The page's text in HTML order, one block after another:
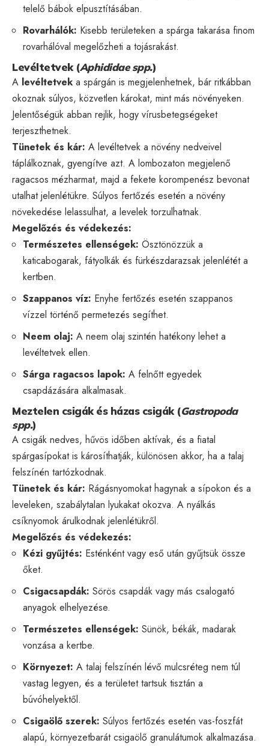
telelő bábok elpusztításában.
Rovarhálók: Kisebb területeken a spárga takarása finom
rovarhálóval megelőzheti a tojásrakást.
Levéltetvek (Aphididae spp.)
A levéltetvek a spárgán is megjelenhetnek, bár ritkábban
okoznak súlyos, közvetlen károkat, mint más növényeken.
Jelentőségük abban rejlik, hogy vírusbetegségeket
terjeszthetnek.
Tünetek és kár: A levéltetvek a növény nedveivel
táplálkoznak, gyengítve azt. A lombozaton megjelenő
ragacsos mézharmat, majd a fekete korompenész bevonat
utalhat jelenlétükre. Súlyos fertőzés esetén a növény
növekedése lelassulhat, a levelek torzulhatnak.
Megelőzés és védekezés:
Természetes ellenségek: Ösztönözzük a
katicabogarak, fátyolkák és fürkészdarazsak jelenlétét a
kertben.
Szappanos víz: Enyhe fertőzés esetén szappanos
vízzel történő permetezés segíthet.
Neem olaj: A neem olaj szintén hatékony lehet a
levéltetvek ellen.
Sárga ragacsos lapok: A felnőtt egyedek
csapdázására alkalmasak.
Meztelen csigák és házas csigák (Gastropoda
spp.)
A csigák nedves, hűvös időben aktívak, és a fiatal
spárgasípokat is károsíthatják, különösen akkor, ha a talaj
felszínén tartózkodnak.
Tünetek és kár: Rágásnyomokat hagynak a sípokon és a
leveleken, szabálytalan lyukakat okozva. A nyálkás
csíknyomok árulkodnak jelenlétükről.
Megelőzés és védekezés:
Kézi gyűjtés: Esténként vagy eső után gyűjtsük össze
őket.
Csigacsapdák: Sörös csapdák vagy más csalogató
anyagok elhelyezése.
Természetes ellenségek: Sünök, békák, madarak
vonzása a kertbe.
Környezet: A talaj felszínén lévő mulcsréteg nem túl
vastag legyen, és a területet tartsuk tisztán a
búvóhelyektől.
Csigaölő szerek: Súlyos fertőzés esetén vas-foszfát
alapú, környezetbarát csigaölő granulátumok alkalmazása.